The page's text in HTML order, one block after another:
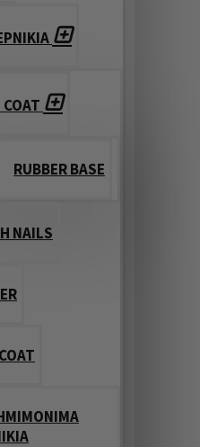
COAT
RUBBER BASE
NAILS